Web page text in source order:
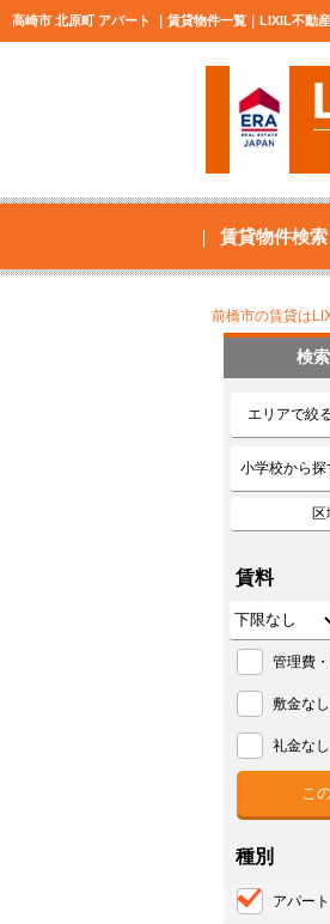
高崎市 北原町 アパート ｜賃貸物件一覧｜LIXIL不動
賃貸物件検索
前橋市の賃貸は
検
エリアで絞
小学校から探
賃料
管理費
敷金なし
礼金なし
種別
アパート